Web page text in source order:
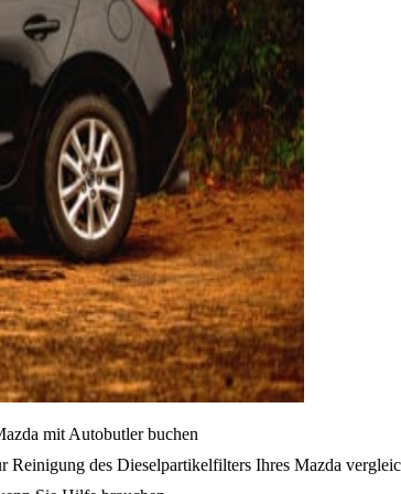
mit Autobutler buchen
des Dieselpartikelfilters Ihres Mazda